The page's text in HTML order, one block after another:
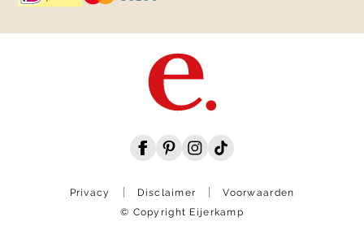
Privacy Disclaimer
Voorwaarden
© Copyright Eijerkamp